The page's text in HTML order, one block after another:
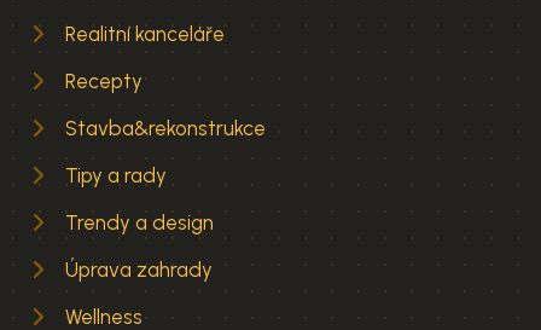
Realitní kanceláře
Recepty
Stavba&rekonstrukce
Tipy a rady
Trendy a design
Úprava zahrady
Wellness